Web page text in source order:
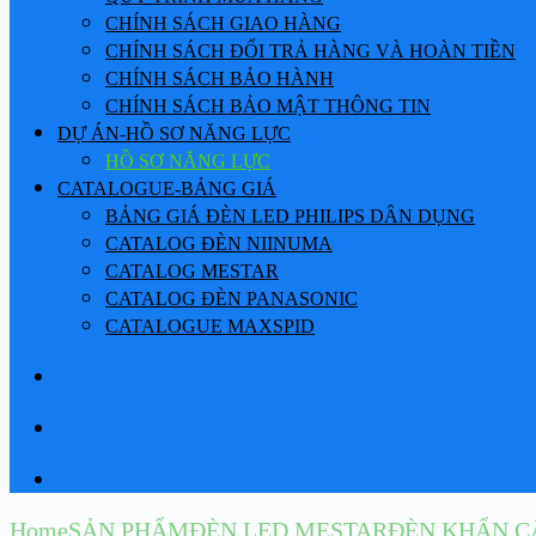
CHÍNH SÁCH GIAO HÀNG
CHÍNH SÁCH ĐỔI TRẢ HÀNG VÀ HOÀN TIỀN
CHÍNH SÁCH BẢO HÀNH
CHÍNH SÁCH BẢO MẬT THÔNG TIN
DỰ ÁN-HỒ SƠ NĂNG LỰC
HỒ SƠ NĂNG LỰC
CATALOGUE-BẢNG GIÁ
BẢNG GIÁ ĐÈN LED PHILIPS DÂN DỤNG
CATALOG ĐÈN NIINUMA
CATALOG MESTAR
CATALOG ĐÈN PANASONIC
CATALOGUE MAXSPID
HomeSẢN PHẨMĐÈN LED MESTARĐÈN KHẨN